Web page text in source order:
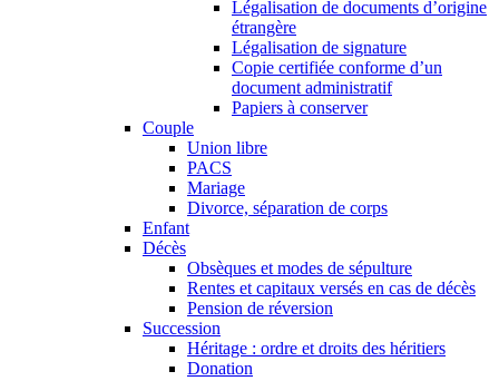
Légalisation de documents d’origine
étrangère
Légalisation de signature
Copie certifiée conforme d’un
document administratif
Papiers à conserver
Couple
Union libre
PACS
Mariage
Divorce, séparation de corps
Enfant
Décès
Obsèques et modes de sépulture
Rentes et capitaux versés en cas de décès
Pension de réversion
Succession
Héritage : ordre et droits des héritiers
Donation